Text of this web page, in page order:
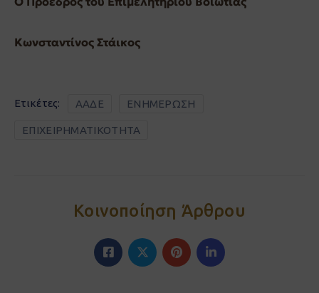
Κωνσταντίνος Στάικος
Ετικέτες: ΑΑΔΕ ΕΝΗΜΕΡΩΣΗ
ΕΠΙΧΕΙΡΗΜΑΤΙΚΟΤΗΤΑ
Κοινοποίηση Άρθρου